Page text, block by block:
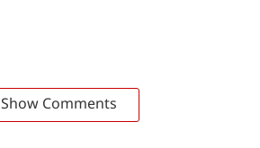
Show Comments